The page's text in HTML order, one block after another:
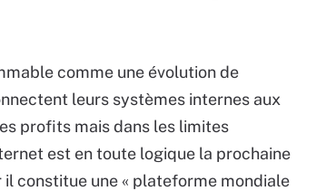
comme une évolution de
leurs systèmes internes aux
profits mais dans les limites
est en toute logique la prochaine
constitue une « plateforme mondiale